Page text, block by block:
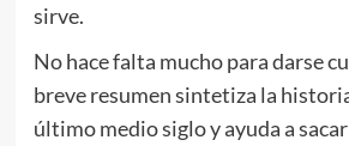
sirve.
No hace falta mucho para darse
breve resumen sintetiza la
último medio siglo y ayuda a